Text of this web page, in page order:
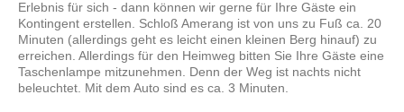
Erlebnis für sich - dann können wir gerne für Ihre Gäste ein
Kontingent erstellen. Schloß Amerang ist von uns zu Fuß ca. 20
Minuten (allerdings geht es leicht einen kleinen Berg hinauf) zu
erreichen. Allerdings für den Heimweg bitten Sie Ihre Gäste eine
Taschenlampe mitzunehmen. Denn der Weg ist nachts nicht
beleuchtet. Mit dem Auto sind es ca. 3 Minuten.